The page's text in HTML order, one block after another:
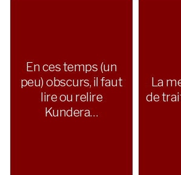
En ces temps (un
peu) obscurs, il faut
lire ou relire
Kundera…
La
de